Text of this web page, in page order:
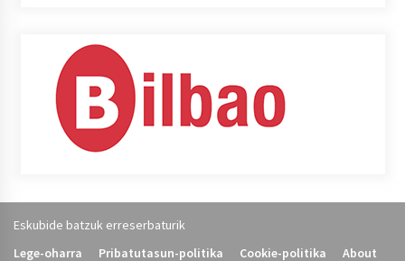
Eskubide batzuk erreserbaturik
Lege-oharra
Pribatutasun-politika Cookie-politika About